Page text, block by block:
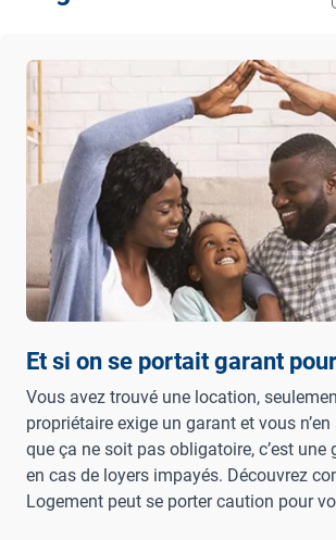
Et si on se portait garant
Vous avez trouvé une location,
propriétaire exige un garant et vous
que ça ne soit pas obligatoire, c’est une
en cas de loyers impayés. Découvrez
Logement peut se porter caution pour